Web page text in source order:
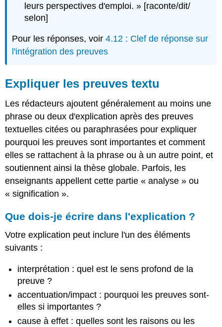
leurs perspectives d'emploi. » [raconte/dit/
selon]
Pour les réponses, voir4.12 : Clef de réponse sur
l'intégration des preuves
Expliquer les preuves textu
Les rédacteurs ajoutent généralement au moins une
phrase ou deux d'explication après des preuves
textuelles citées ou paraphrasées pour expliquer
pourquoi les preuves sont importantes et comment
elles se rattachent à la phrase ou à un autre point, et
soutiennent ainsi la thèse globale. Parfois, les
enseignants appellent cette partie « analyse » ou
« signification ».
Que dois-je écrire dans l'explication ?
Votre explication peut inclure l'un des éléments
suivants :
interprétation : quel est le sens profond de la
preuve ?
accentuation/impact : pourquoi les preuves sont-
elles si importantes ?
cause à effet : quelles sont les raisons ou les